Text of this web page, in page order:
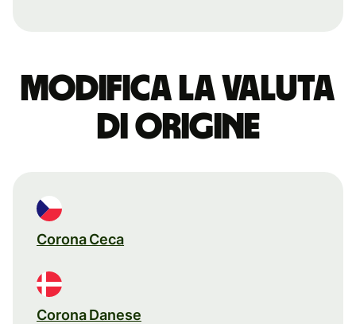
Modifica la valuta
di origine
Corona Ceca
Corona Danese